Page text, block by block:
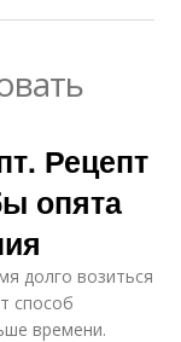
Рецепт
опята
долго возиться
способ
времени.